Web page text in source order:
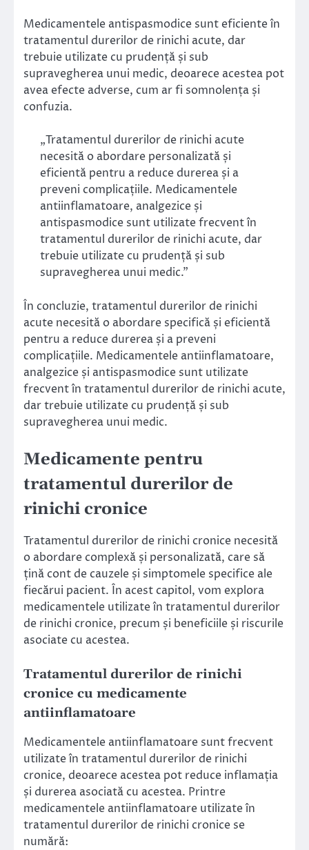
Medicamentele antispasmodice sunt eficiente în
tratamentul durerilor de rinichi acute, dar
trebuie utilizate cu prudență și sub
supravegherea unui medic, deoarece acestea pot
avea efecte adverse, cum ar fi somnolența și
confuzia.
„Tratamentul durerilor de rinichi acute
necesită o abordare personalizată și
eficientă pentru a reduce durerea și a
preveni complicațiile. Medicamentele
antiinflamatoare, analgezice și
antispasmodice sunt utilizate frecvent în
tratamentul durerilor de rinichi acute, dar
trebuie utilizate cu prudență și sub
supravegherea unui medic.”
În concluzie, tratamentul durerilor de rinichi
acute necesită o abordare specifică și eficientă
pentru a reduce durerea și a preveni
complicațiile. Medicamentele antiinflamatoare,
analgezice și antispasmodice sunt utilizate
frecvent în tratamentul durerilor de rinichi acute,
dar trebuie utilizate cu prudență și sub
supravegherea unui medic.
Medicamente pentru
tratamentul durerilor de
rinichi cronice
Tratamentul durerilor de rinichi cronice necesită
o abordare complexă și personalizată, care să
țină cont de cauzele și simptomele specifice ale
fiecărui pacient. În acest capitol, vom explora
medicamentele utilizate în tratamentul durerilor
de rinichi cronice, precum și beneficiile și riscurile
asociate cu acestea.
Tratamentul durerilor de rinichi
cronice cu medicamente
antiinflamatoare
Medicamentele antiinflamatoare sunt frecvent
utilizate în tratamentul durerilor de rinichi
cronice, deoarece acestea pot reduce inflamația
și durerea asociată cu acestea. Printre
medicamentele antiinflamatoare utilizate în
tratamentul durerilor de rinichi cronice se
numără: